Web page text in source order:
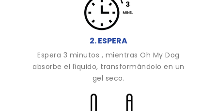
2. ESPERA
Espera 3 minutos , mientras Oh My Dog
absorbe el líquido, transformándolo en un
gel seco.